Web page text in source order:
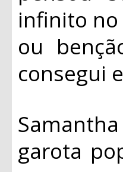
infinito no
ou
consegui
garota